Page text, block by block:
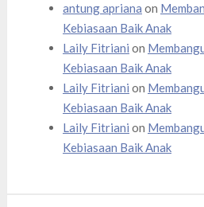
antung apriana on
Kebiasaan Baik Anak
Laily Fitriani on
Kebiasaan Baik Anak
Laily Fitriani on
Kebiasaan Baik Anak
Laily Fitriani on
Kebiasaan Baik Anak